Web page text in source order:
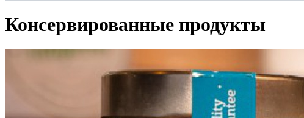
Консервированные продукты